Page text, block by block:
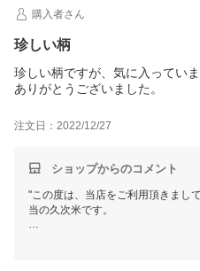
購入者さん
珍しい柄
珍しい柄ですが、気に入っていま
ありがとうございました。
注文日：2022/12/27
ショップからのコメント
"この度は、当店をご利用頂きまし
当の久次米です。